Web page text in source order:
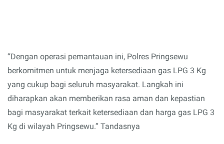
“Dengan operasi pemantauan ini, Polres Pringsewu
berkomitmen untuk menjaga ketersediaan gas LPG 3 Kg
yang cukup bagi seluruh masyarakat. Langkah ini
diharapkan akan memberikan rasa aman dan kepastian
bagi masyarakat terkait ketersediaan dan harga gas LPG 3
Kg di wilayah Pringsewu.” Tandasnya